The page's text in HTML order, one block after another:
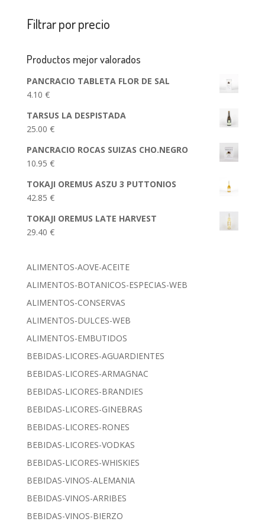
Filtrar por precio
Productos mejor valorados
PANCRACIO TABLETA FLOR DE SAL
4.10 €
TARSUS LA DESPISTADA
25.00 €
PANCRACIO ROCAS SUIZAS CHO.NEGRO
10.95 €
TOKAJI OREMUS ASZU 3 PUTTONIOS
42.85 €
TOKAJI OREMUS LATE HARVEST
29.40 €
ALIMENTOS-AOVE-ACEITE
ALIMENTOS-BOTANICOS-ESPECIAS-WEB
ALIMENTOS-CONSERVAS
ALIMENTOS-DULCES-WEB
ALIMENTOS-EMBUTIDOS
BEBIDAS-LICORES-AGUARDIENTES
BEBIDAS-LICORES-ARMAGNAC
BEBIDAS-LICORES-BRANDIES
BEBIDAS-LICORES-GINEBRAS
BEBIDAS-LICORES-RONES
BEBIDAS-LICORES-VODKAS
BEBIDAS-LICORES-WHISKIES
BEBIDAS-VINOS-ALEMANIA
BEBIDAS-VINOS-ARRIBES
BEBIDAS-VINOS-BIERZO